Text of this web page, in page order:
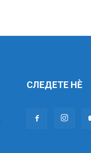
СЛЕДЕТЕ НÈ